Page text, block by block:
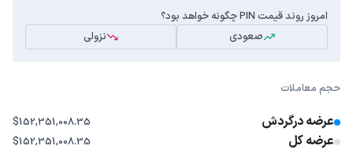
امروز روند قیمت PIN چگونه خواهد بود؟
صعودی
نزولی
حجم معاملات
عرضه درگردش $152,351,008.35
عرضه کل $152,351,008.35